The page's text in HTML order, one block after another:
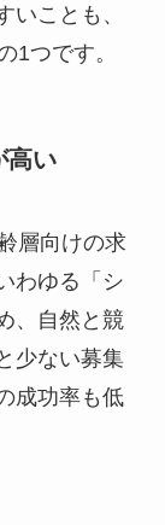
いことも、
1つです。
高い
層向けの求
わゆる「シ
、自然と競
少ない募集
成功率も低